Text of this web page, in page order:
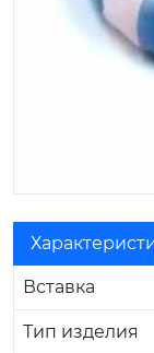
Вставка
Тип изделия